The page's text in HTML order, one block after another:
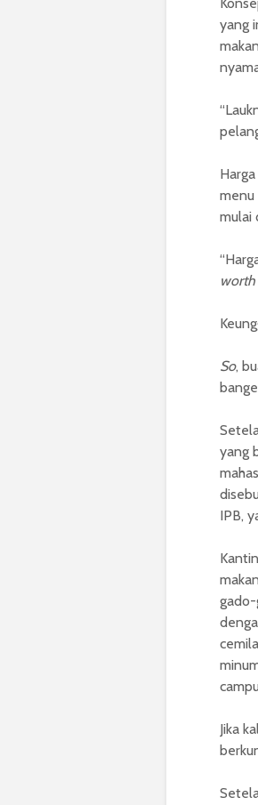
yang
menu
mulai
So,
yang
IPB,
gado-
Jika